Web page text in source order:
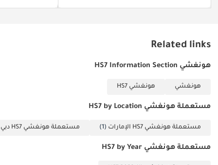
▔▔▔▔▔▔▔▔▔▔
المشترون نقدًا: يرجى
تقديم: 1 بطاقة الهوية
الإماراتية 2 رخصة
▔▔▔▔▔▔▔▔▔▔
الموظفون: 1 شهادة
Related links
هونغشي HS7 Information Section
هونغشي هونغشي HS7
مستعملة هونغشي HS7 by Location
مستعملة هونغشي HS7 الإمارات (1) مستعملة هونغشي HS7 دبي
مستعملة هونغشي HS7 by Year